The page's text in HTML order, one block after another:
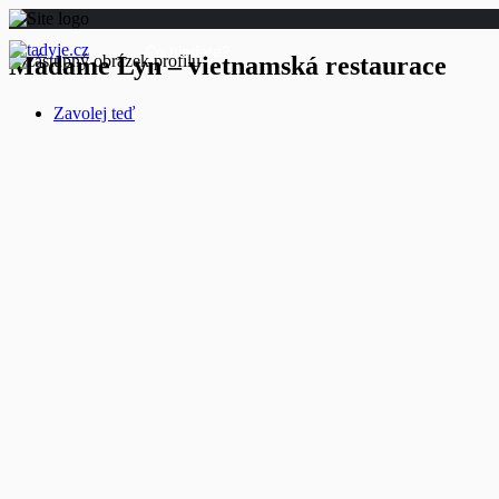
Madame Lyn – vietnamská restaurace
Zavolej teď